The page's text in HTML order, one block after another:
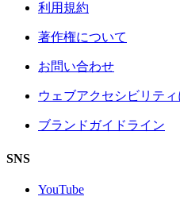
利用規約
著作権について
お問い合わせ
ウェブアクセシビリテ
ブランドガイドライン
SNS
YouTube